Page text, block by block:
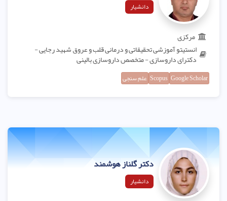
دانشیار
مرکزی
انستیتو آموزشی تحقیقاتی و درمانی قلب و عروق شهید رجایی -
دکترای داروسازی - متخصص داروسازی بالینی
Google Scholar
Scopus علم سنجی
دکتر گلناز هوشمند
دانشیار